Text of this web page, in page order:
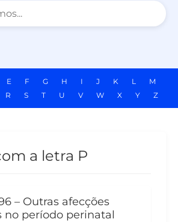
E F G H I J K L
M
R S T U V W X Y Z
a letra P
– Outras afecções
no período perinatal